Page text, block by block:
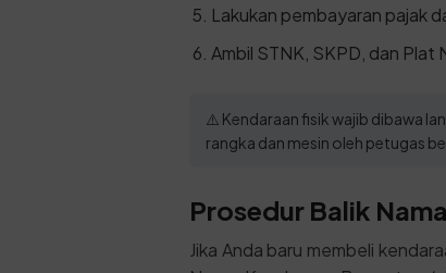
Lakukan pembayaran pajak
Ambil STNK, SKPD, dan Plat
⚠️ Kendaraan fisik wajib dibawa
rangka dan mesin oleh petugas
Prosedur Balik
Jika Anda baru membeli